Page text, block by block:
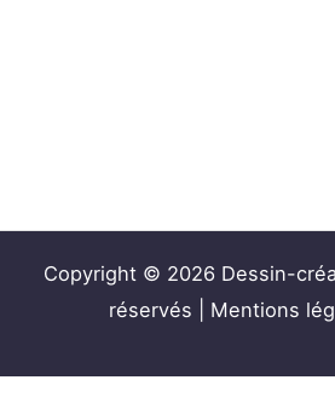
Copyright © 2026 Dessin-
réservés | Mentions